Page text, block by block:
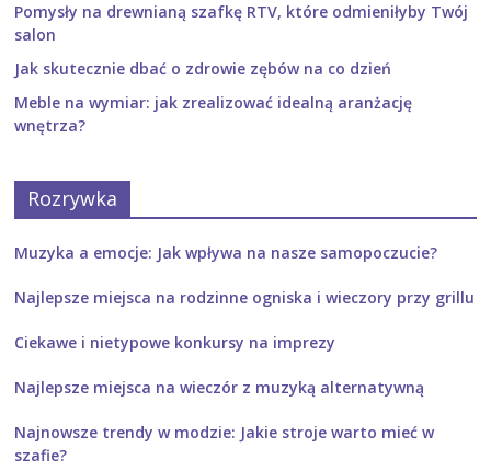
Pomysły na drewnianą szafkę RTV, które odmieniłyby Twój
salon
Jak skutecznie dbać o zdrowie zębów na co dzień
Meble na wymiar: jak zrealizować idealną aranżację
wnętrza?
Rozrywka
Muzyka a emocje: Jak wpływa na nasze samopoczucie?
Najlepsze miejsca na rodzinne ogniska i wieczory przy grillu
Ciekawe i nietypowe konkursy na imprezy
Najlepsze miejsca na wieczór z muzyką alternatywną
Najnowsze trendy w modzie: Jakie stroje warto mieć w
szafie?